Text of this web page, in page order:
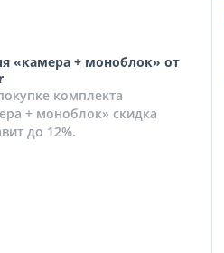
«камера + моноблок» от
комплекта
+ моноблок» скидка
до 12%.